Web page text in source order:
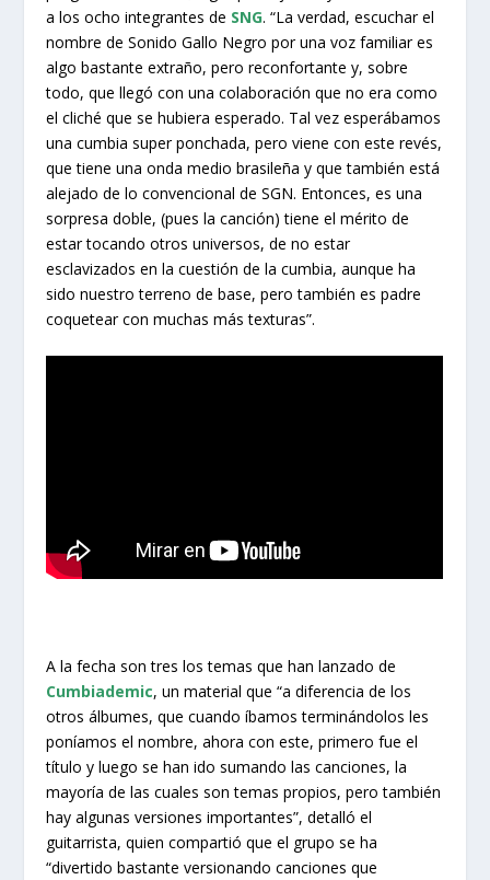
a los ocho integrantes de SNG. “La verdad, escuchar el
nombre de Sonido Gallo Negro por una voz familiar es
algo bastante extraño, pero reconfortante y, sobre
todo, que llegó con una colaboración que no era como
el cliché que se hubiera esperado. Tal vez esperábamos
una cumbia super ponchada, pero viene con este revés,
que tiene una onda medio brasileña y que también está
alejado de lo convencional de SGN. Entonces, es una
sorpresa doble, (pues la canción) tiene el mérito de
estar tocando otros universos, de no estar
esclavizados en la cuestión de la cumbia, aunque ha
sido nuestro terreno de base, pero también es padre
coquetear con muchas más texturas”.
A la fecha son tres los temas que han lanzado de
Cumbiademic, un material que “a diferencia de los
otros álbumes, que cuando íbamos terminándolos les
poníamos el nombre, ahora con este, primero fue el
título y luego se han ido sumando las canciones, la
mayoría de las cuales son temas propios, pero también
hay algunas versiones importantes”, detalló el
guitarrista, quien compartió que el grupo se ha
“divertido bastante versionando canciones que